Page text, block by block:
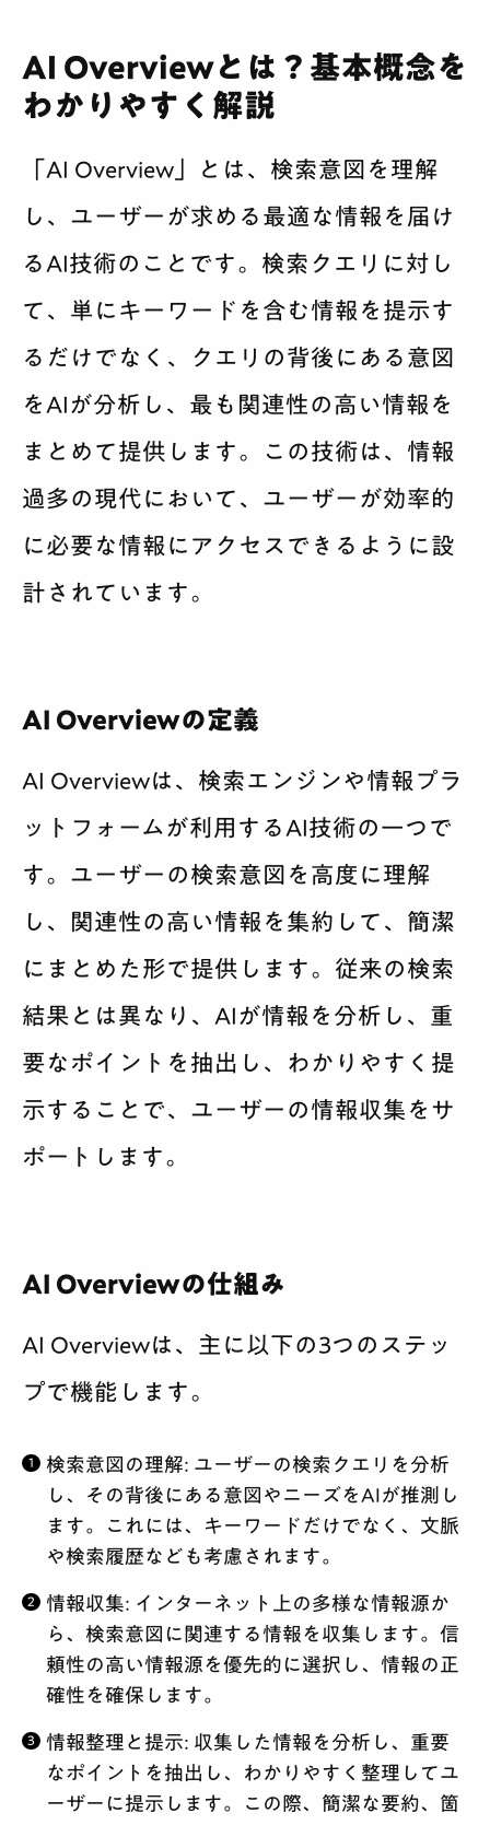
AI Overviewとは？基本概念を
わかりやすく解説
「AI Overview」とは、検索意図を理解
し、ユーザーが求める最適な情報を届け
るAI技術のことです。検索クエリに対し
て、単にキーワードを含む情報を提示す
るだけでなく、クエリの背後にある意図
をAIが分析し、最も関連性の高い情報を
まとめて提供します。この技術は、情報
過多の現代において、ユーザーが効率的
に必要な情報にアクセスできるように設
計されています。
AI Overviewの定義
AI Overviewは、検索エンジンや情報プラ
ットフォームが利用するAI技術の一つで
す。ユーザーの検索意図を高度に理解
し、関連性の高い情報を集約して、簡潔
にまとめた形で提供します。従来の検索
結果とは異なり、AIが情報を分析し、重
要なポイントを抽出し、わかりやすく提
示することで、ユーザーの情報収集をサ
ポートします。
AI Overviewの仕組み
AI Overviewは、主に以下の3つのステッ
プで機能します。
検索意図の理解: ユーザーの検索クエリを分析
し、その背後にある意図やニーズをAIが推測し
ます。これには、キーワードだけでなく、文脈
や検索履歴なども考慮されます。
情報収集: インターネット上の多様な情報源か
ら、検索意図に関連する情報を収集します。信
頼性の高い情報源を優先的に選択し、情報の正
確性を確保します。
情報整理と提示: 収集した情報を分析し、重要
なポイントを抽出し、わかりやすく整理してユ
ーザーに提示します。この際、簡潔な要約、箇